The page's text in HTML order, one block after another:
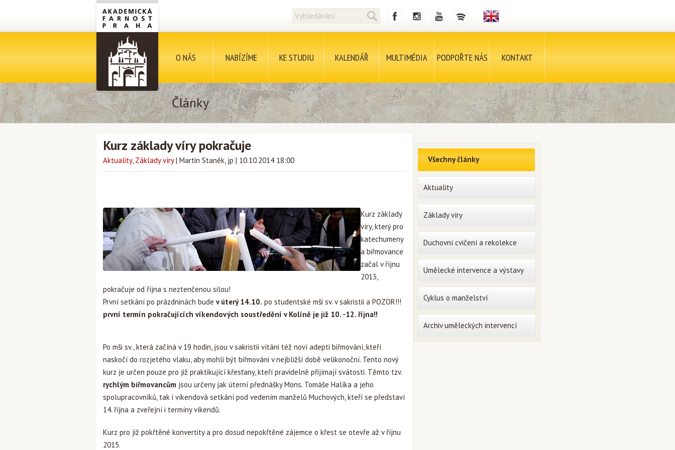
O NÁS NABÍZÍME KE STUDIU KALENDÁŘ MULTIMÉDIA PODPOŘTE NÁS KONTAKT
Články
Kurz základy víry pokračuje
Aktuality, Základy víry | Martin Staněk, jp | 10.10.2014 18:00
Kurz základy
víry, který pro
katechumeny
a biřmovance
začal v říjnu
2013,
pokračuje od října s neztenčenou silou!
První setkání po prázdninách bude v úterý 14.10. po studentské mši sv. v sakristii a POZOR!!!
první termín pokračujících víkendových soustředění v Kolíně je již 10. -12. října!!
Po mši sv., která začíná v 19 hodin, jsou v sakristii vítáni též noví adepti biřmování, kteří
naskočí do rozjetého vlaku, aby mohli být biřmováni v nejbližší době velikonoční. Tento nový
kurz je určen pouze pro již praktikující křesťany, kteří pravidelně přijímají svátosti. Těmto tzv.
rychlým biřmovancům jsou určeny jak úterní přednášky Mons. Tomáše Halíka a jeho
spolupracovníků, tak i víkendová setkání pod vedením manželů Muchových, kteří se představí
14. října a zveřejní i termíny víkendů.
Kurz pro již pokřtěné konvertity a pro dosud nepokřtěné zájemce o křest se otevře až v říjnu
2015.
Všechny články
Aktuality
Základy víry
Duchovní cvičení a rekolekce
Umělecké intervence a výstavy
Cyklus o manželství
Archiv uměleckých intervencí